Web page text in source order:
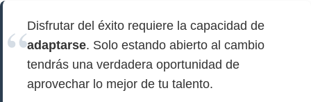
Disfrutar del éxito requiere la capacidad de
adaptarse. Solo estando abierto al cambio
tendrás una verdadera oportunidad de
aprovechar lo mejor de tu talento.